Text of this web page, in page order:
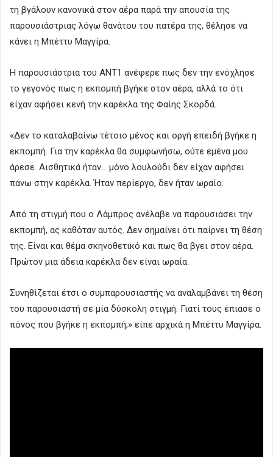
τη βγάλουν κανονικά στον αέρα παρά την απουσία της
παρουσιάστριας λόγω θανάτου του πατέρα της, θέλησε να
κάνει η Μπέττυ Μαγγίρα.
Η παρουσιάστρια του ΑΝΤ1 ανέφερε πως δεν την ενόχλησε
το γεγονός πως η εκπομπή βγήκε στον αέρα, αλλά το ότι
είχαν αφήσει κενή την καρέκλα της Φαίης Σκορδά.
«Δεν το καταλαβαίνω τέτοιο μένος και οργή επειδή βγήκε η
εκπομπή. Για την καρέκλα θα συμφωνήσω, ούτε εμένα μου
άρεσε. Αισθητικά ήταν… μόνο λουλούδι δεν είχαν αφήσει
πάνω στην καρέκλα. Ήταν περίεργο, δεν ήταν ωραίο.
Από τη στιγμή που ο Λάμπρος ανέλαβε να παρουσιάσει την
εκπομπή, ας καθόταν αυτός. Δεν σημαίνει ότι παίρνει τη θέση
της. Είναι και θέμα σκηνοθετικό και πως θα βγει στον αέρα.
Πρώτον μια άδεια καρέκλα δεν είναι ωραία.
Συνηθίζεται έτσι ο συμπαρουσιαστής να αναλαμβάνει τη θέση
του παρουσιαστή σε μία δύσκολη στιγμή. Γιατί τους έπιασε ο
πόνος που βγήκε η εκπομπή;» είπε αρχικά η Μπέττυ Μαγγίρα.